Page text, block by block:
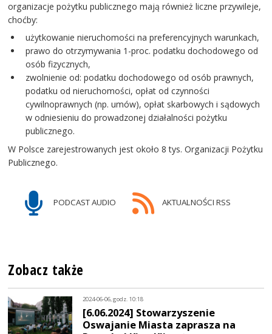
organizacje pożytku publicznego mają również liczne przywileje,
choćby:
użytkowanie nieruchomości na preferencyjnych warunkach,
prawo do otrzymywania 1-proc. podatku dochodowego od
osób fizycznych,
zwolnienie od: podatku dochodowego od osób prawnych,
podatku od nieruchomości, opłat od czynności
cywilnoprawnych (np. umów), opłat skarbowych i sądowych
w odniesieniu do prowadzonej działalności pożytku
publicznego.
W Polsce zarejestrowanych jest około 8 tys. Organizacji Pożytku
Publicznego.
PODCAST AUDIO AKTUALNOŚCI RSS
Zobacz także
2024-06-06, godz. 10:18
[6.06.2024] Stowarzyszenie
Oswajanie Miasta zaprasza na